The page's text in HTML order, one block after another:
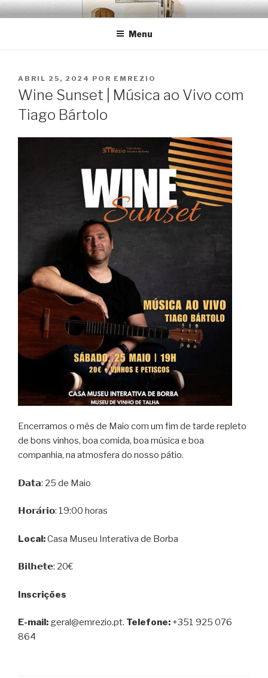
Saltar
paraEMRÉZIO
Casa Museu Interativa de Borba
Menu
PUBLICADO
EM
ABRIL 25, 2024 POR EMREZIO
Wine Sunset | Música ao Vivo com
Tiago Bártolo
Encerramos o mês de Maio com um fim de tarde repleto
de bons vinhos, boa comida, boa música e boa
companhia, na atmosfera do nosso pátio.
𝗗𝗮𝘁𝗮: 25 de Maio
𝗛𝗼𝗿𝗮́𝗿𝗶𝗼: 19:00 horas
Local:Casa Museu Interativa de Borba
𝗕𝗶𝗹𝗵𝗲𝘁𝗲: 20€
Inscrições
E-mail: geral@emrezio.pt. Telefone: +351 925 076
864